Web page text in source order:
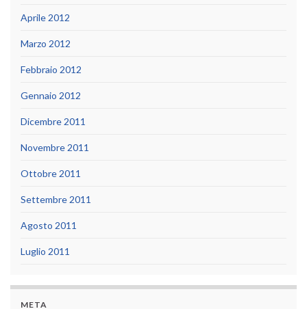
Aprile 2012
Marzo 2012
Febbraio 2012
Gennaio 2012
Dicembre 2011
Novembre 2011
Ottobre 2011
Settembre 2011
Agosto 2011
Luglio 2011
META